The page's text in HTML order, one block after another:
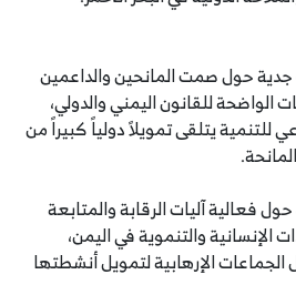
حول صمت المانحين والداعمين
الواضحة للقانون اليمني والدولي،
للتنمية يتلقى تمويلاً دولياً كبيراً من
فعالية آليات الرقابة والمتابعة
والتنموية في اليمن،
الإرهابية لتمويل أنشطتها